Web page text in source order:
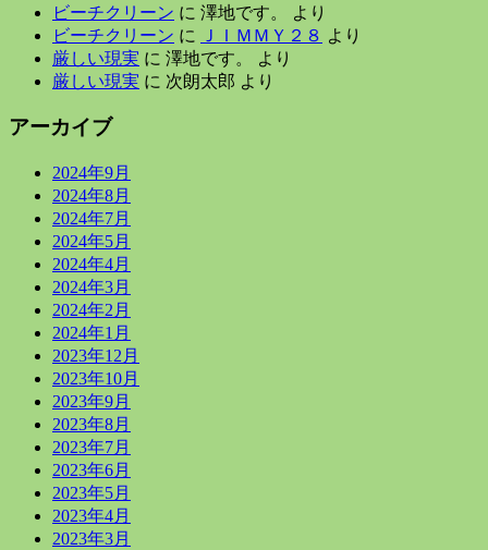
ビーチクリーン に 澤地です。
より
ビーチクリーン に ＪＩＭＭＹ２８ より
厳しい現実 に 澤地です。
より
厳しい現実 に 次朗太郎 より
アーカイブ
2024年9月
2024年8月
2024年7月
2024年5月
2024年4月
2024年3月
2024年2月
2024年1月
2023年12月
2023年10月
2023年9月
2023年8月
2023年7月
2023年6月
2023年5月
2023年4月
2023年3月